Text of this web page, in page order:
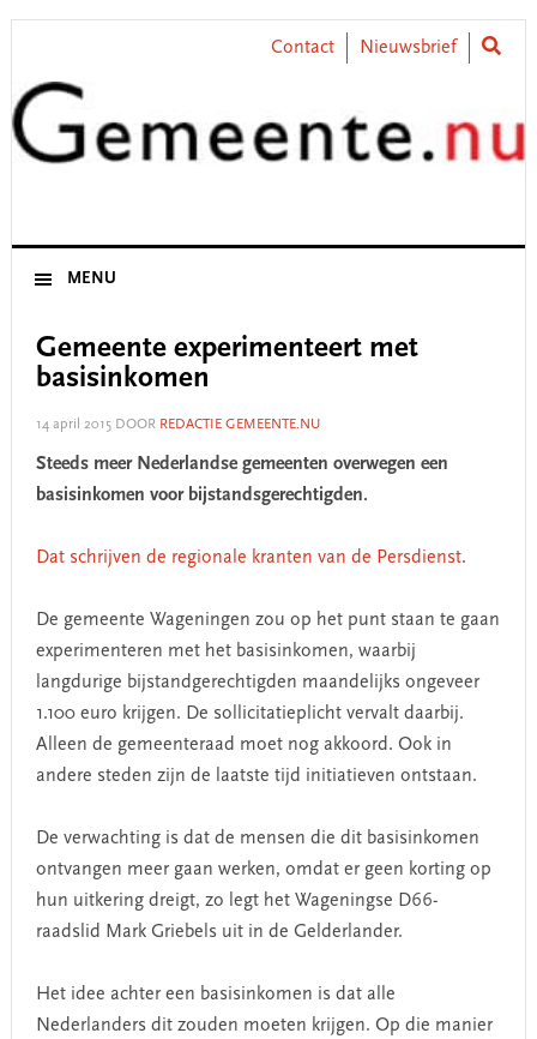
Skip
primary
navigation
Skip
content
Skip
primary
sidebar
Skip
footer
Contact Nieuwsbrief
MENU
Gemeente experimenteert met
basisinkomen
14 april 2015DOOR REDACTIE GEMEENTE.NU
Steeds meer Nederlandse gemeenten overwegen een
basisinkomen voor bijstandsgerechtigden.
Dat schrijven de regionale kranten van de Persdienst.
De gemeente Wageningen zou op het punt staan te gaan
experimenteren met het basisinkomen, waarbij
langdurige bijstandgerechtigden maandelijks ongeveer
1.100 euro krijgen. De sollicitatieplicht vervalt daarbij.
Alleen de gemeenteraad moet nog akkoord. Ook in
andere steden zijn de laatste tijd initiatieven ontstaan.
De verwachting is dat de mensen die dit basisinkomen
ontvangen meer gaan werken, omdat er geen korting op
hun uitkering dreigt, zo legt het Wageningse D66-
raadslid Mark Griebels uit in de Gelderlander.
Het idee achter een basisinkomen is dat alle
Nederlanders dit zouden moeten krijgen. Op die manier